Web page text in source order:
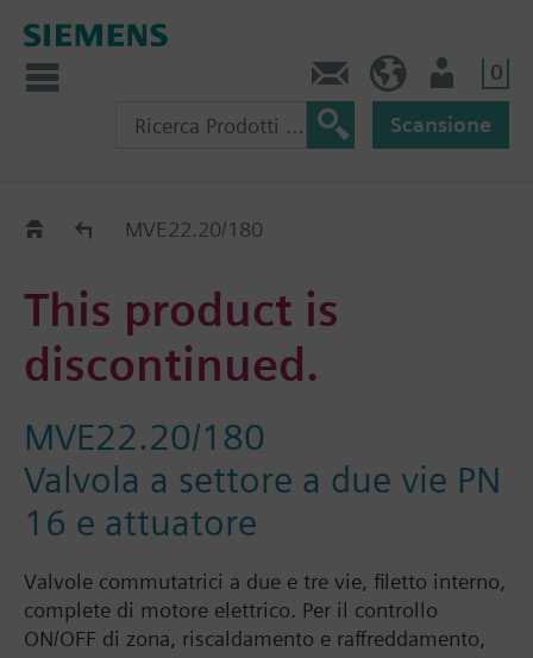
0
Scansione
Old2NewMVE22.20/180
This product is
discontinued.
MVE22.20/180
Valvola a settore a due vie PN
16 e attuatore
Valvole commutatrici a due e tre vie, filetto interno,
complete di motore elettrico. Per il controllo
ON/OFF di zona, riscaldamento e raffreddamento,